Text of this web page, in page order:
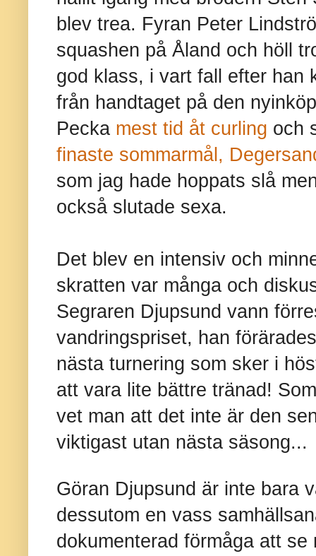
blev trea. Fyran Peter
squashen på Åland och höll
god klass, i vart fall efter han
från handtaget på den
Pecka mest tid åt curling och
finaste sommarmål,
som jag hade hoppats slå
också slutade sexa.
Det blev en intensiv och
skratten var många och
Segraren Djupsund vann
vandringspriset, han
nästa turnering som sker i
att vara lite bättre tränad!
vet man att det inte är den
viktigast utan nästa säsong...
Göran Djupsund är inte bara
dessutom en vass
dokumenterad förmåga att